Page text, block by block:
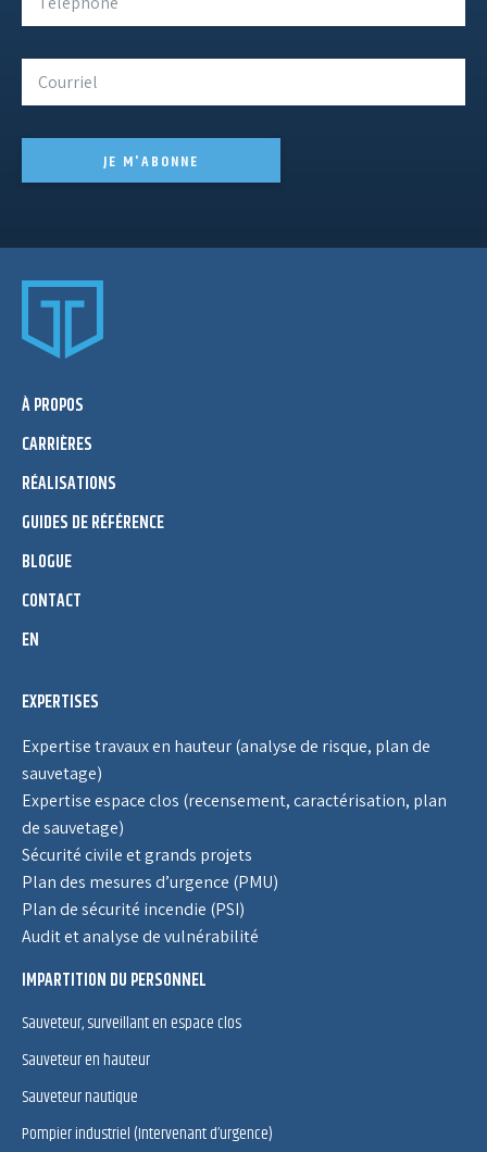
JE M'ABONNE
À PROPOS
CARRIÈRES
RÉALISATIONS
GUIDES DE RÉFÉRENCE
BLOGUE
CONTACT
EN
EXPERTISES
Expertise travaux en hauteur (analyse de risque, plan de
sauvetage)
Expertise espace clos (recensement, caractérisation, plan
de sauvetage)
Sécurité civile et grands projets
Plan des mesures d’urgence (PMU)
Plan de sécurité incendie (PSI)
Audit et analyse de vulnérabilité
IMPARTITION DU PERSONNEL
Sauveteur, surveillant en espace clos
Sauveteur en hauteur
Sauveteur nautique
Pompier industriel (Intervenant d’urgence)